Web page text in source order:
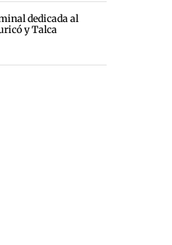
dedicada al
y Talca